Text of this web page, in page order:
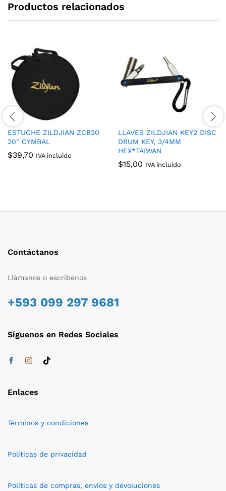
Productos relacionados
ESTUCHE ZILDJIAN ZCB20
20″ CYMBAL
$39,70 IVA incluido
LLAVES ZILDJIAN KEY2 DISC
DRUM KEY, 3/4MM
HEX*TAIWAN
$15,00 IVA incluido
Contáctanos
Llámanos o escríbenos
+593 099 297 9681
Síguenos en Redes Sociales
Enlaces
Términos y condiciones
Políticas de privacidad
Políticas de compras, envíos y devoluciones